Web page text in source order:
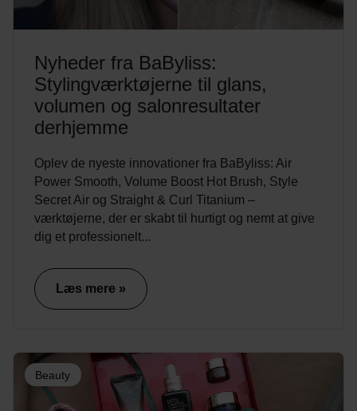
Nyheder fra BaByliss:
Stylingværktøjerne til glans,
volumen og salonresultater
derhjemme
Oplev de nyeste innovationer fra BaByliss: Air
Power Smooth, Volume Boost Hot Brush, Style
Secret Air og Straight & Curl Titanium –
værktøjerne, der er skabt til hurtigt og nemt at give
dig et professionelt...
Læs mere »
Beauty